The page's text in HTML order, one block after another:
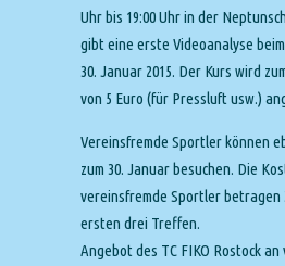
Uhr bis 19:00 Uhr in der
gibt eine erste Videoanalyse
30. Januar 2015. Der Kurs wird
von 5 Euro (für Pressluft usw.)
Vereinsfremde Sportler können
zum 30. Januar besuchen. Die
vereinsfremde Sportler betragen
ersten drei Treffen.
Angebot des TC FIKO Rostock